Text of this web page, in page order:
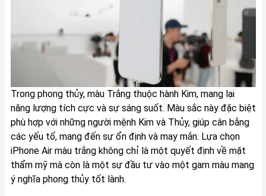
Trong phong thủy, màu Trắng thuộc hành Kim, mang lại
năng lượng tích cực và sự sáng suốt. Màu sắc này đặc biệt
phù hợp với những người mệnh Kim và Thủy, giúp cân bằng
các yếu tố, mang đến sự ổn định và may mắn. Lựa chọn
iPhone Air màu trắng không chỉ là một quyết định về mặt
thẩm mỹ mà còn là một sự đầu tư vào một gam màu mang
ý nghĩa phong thủy tốt lành.